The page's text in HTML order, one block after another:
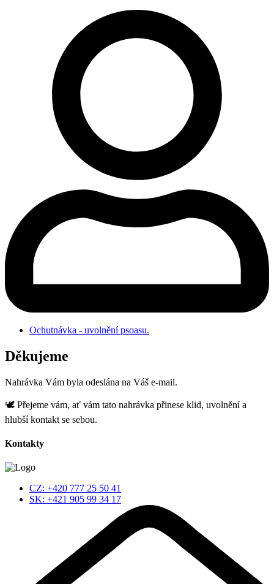
Ochutnávka - uvolnění psoasu.
Děkujeme
Nahrávka Vám byla odeslána na Váš e-mail.
🕊️ Přejeme vám, ať vám tato nahrávka přinese klid, uvolnění a
hlubší kontakt se sebou.
Kontakty
CZ: +420 777 25 50 41
SK: +421 905 99 34 17